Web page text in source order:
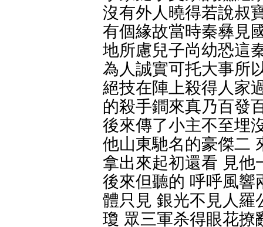
沒有外人曉得若說叔
有個緣故當時秦彝見
地所慮兒子尚幼恐這
為人誠實可托大事所
絕技在陣上殺得人家
的殺手鐧來真乃百發
後來傳了小主不至埋
他山東馳名的豪傑二
拿出來起初還看 見他
後來但聽的 呼呼風響
體只見 銀光不見人羅
瓊 眾三軍杀得眼花撩